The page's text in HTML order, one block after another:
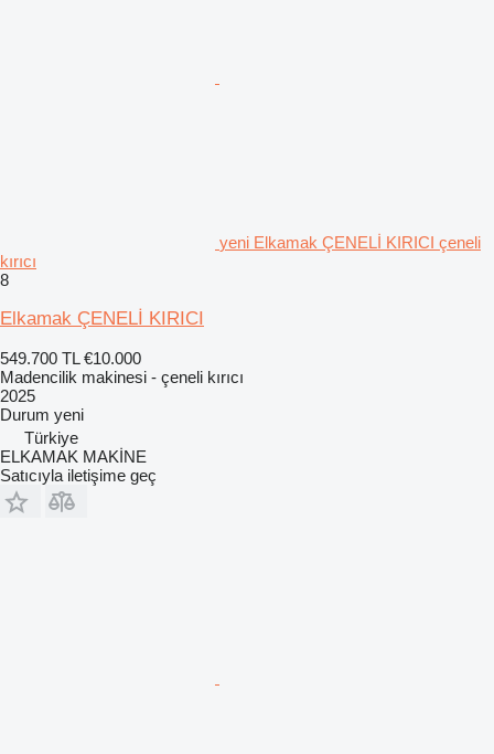
yeni Elkamak ÇENELİ KIRICI çeneli
kırıcı
8
Elkamak ÇENELİ KIRICI
549.700 TL €10.000
Madencilik makinesi - çeneli kırıcı
2025
Durum yeni
Türkiye
ELKAMAK MAKİNE
Satıcıyla iletişime geç